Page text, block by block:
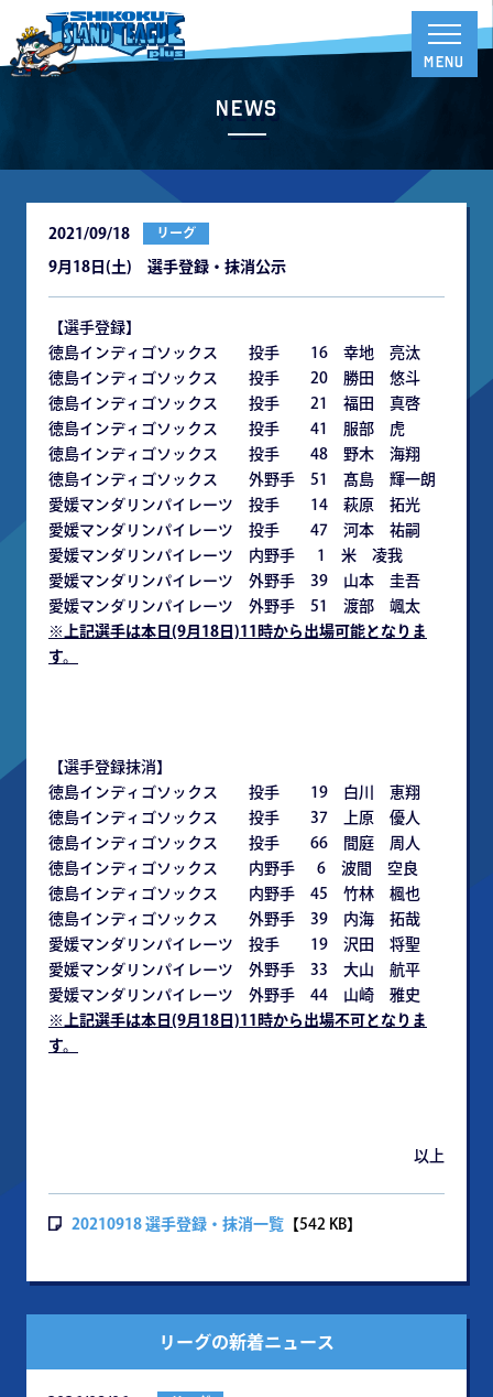
News
2021/09/18 リーグ
9月18日(土) 選手登録・抹消公示
【選手登録】
徳島インディゴソックス 投手 16 幸地 亮汰
徳島インディゴソックス 投手 20 勝田 悠斗
徳島インディゴソックス 投手 21 福田 真啓
徳島インディゴソックス 投手 41 服部 虎
徳島インディゴソックス 投手 48 野木 海翔
徳島インディゴソックス 外野手 51 髙島 輝一朗
愛媛マンダリンパイレーツ 投手 14 萩原 拓光
愛媛マンダリンパイレーツ 投手 47 河本 祐嗣
愛媛マンダリンパイレーツ 内野手 1 米 凌我
愛媛マンダリンパイレーツ 外野手 39 山本 圭吾
愛媛マンダリンパイレーツ 外野手 51 渡部 颯太
※
上記選手は本日(9月18日)11時から出場可能となりま
す。
【選手登録抹消】
徳島インディゴソックス 投手 19 白川 恵翔
徳島インディゴソックス 投手 37 上原 優人
徳島インディゴソックス 投手 66 間庭 周人
徳島インディゴソックス 内野手 6 波間 空良
徳島インディゴソックス 内野手 45 竹林 楓也
徳島インディゴソックス 外野手 39 内海 拓哉
愛媛マンダリンパイレーツ 投手 19 沢田 将聖
愛媛マンダリンパイレーツ 外野手 33 大山 航平
愛媛マンダリンパイレーツ 外野手 44 山崎 雅史
※
上記選手は本日(9月18日)11時から出場不可となりま
す。
以上
20210918 選手登録・抹消一覧 【542 KB】
リーグの新着ニュース